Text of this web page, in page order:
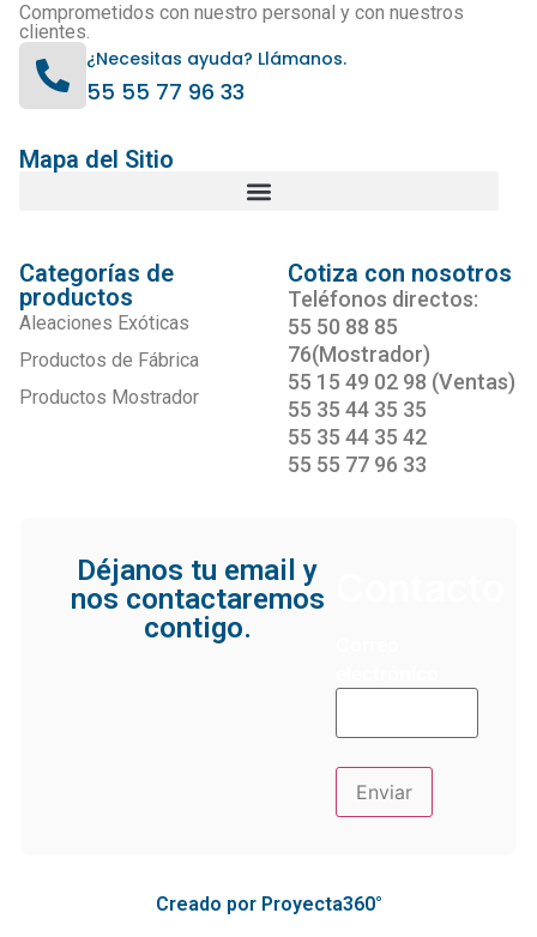
Comprometidos con nuestro personal y con nuestros
clientes.
¿Necesitas ayuda? Llámanos.
55 55 77 96 33
Mapa del Sitio
Categorías de
productos
Aleaciones Exóticas
Productos de Fábrica
Productos Mostrador
Cotiza con nosotros
Teléfonos directos:
55 50 88 85
76(Mostrador)
55 15 49 02 98 (Ventas)
55 35 44 35 35
55 35 44 35 42
55 55 77 96 33
Déjanos tu email y
nos contactaremos
contigo.
Creado por Proyecta360°